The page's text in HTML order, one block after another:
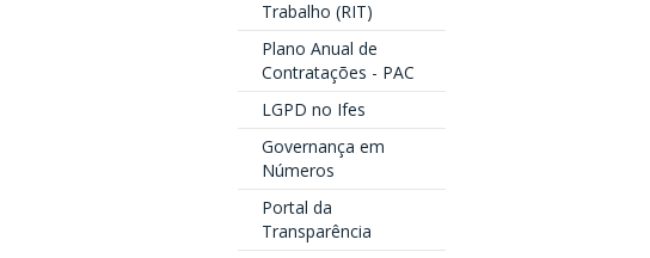
Trabalho (RIT)
Plano Anual de
Contratações - PAC
LGPD no Ifes
Governança em
Números
Portal da
Transparência